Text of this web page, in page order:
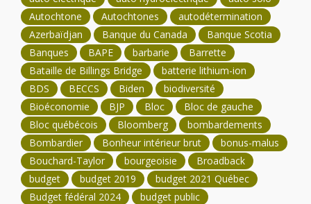
Autochtone
Autochtones
autodétermination
Azerbaïdjan
Banque du Canada
Banque Scotia
Banques
BAPE barbarie
Barrette
Bataille de Billings Bridge
batterie lithium-ion
BDS
BECCS Biden
biodiversité
Bioéconomie
BJP Bloc
Bloc de gauche
Bloc québécois
Bloomberg
bombardements
Bombardier
Bonheur intérieur brut
bonus-malus
Bouchard-Taylor
bourgeoisie
Broadback
budget
budget 2019
budget 2021 Québec
Budget fédéral 2024
budget public